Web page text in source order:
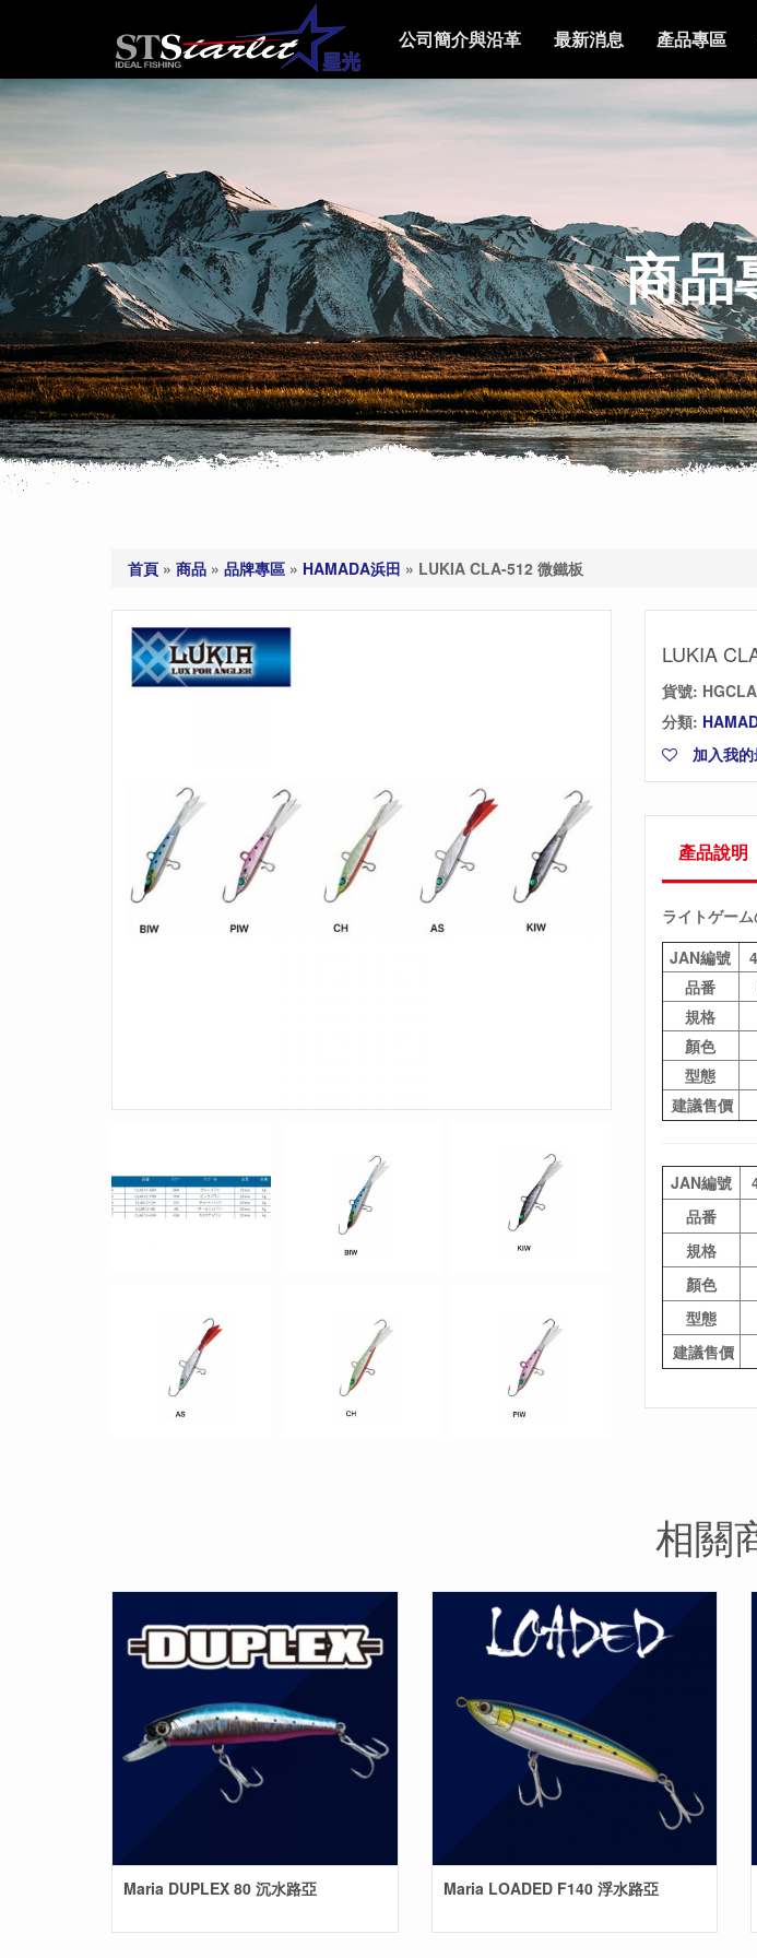
公司簡介與沿革 最新消息 產品專區
商品
首頁 » 商品 » 品牌專區 » HAMADA浜田 » LUKIA CLA-512 微鐵板
LUKIA
貨號:
分類:
加入我
產品說明
ライトゲー
JAN編號
品番
規格
顏色
型態
建議售價
JAN編號
品番
規格
顏色
型態
建議售價
相關
Maria DUPLEX 80 沉水路亞 Maria LOADED F140 浮水路亞